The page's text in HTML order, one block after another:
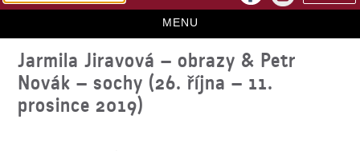
MENU
HOME
PROGRAM
Jarmila Jiravová – obrazy & Petr
Novák – sochy (26. října – 11.
prosince 2019)